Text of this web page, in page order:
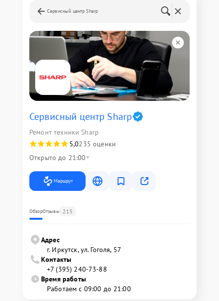
Сервисный центр Sharp
Сервисный центр Sharp
Ремонт техники Sharp
5,0235 оценки
Открыто до 21:00
Маршрут
ОбзорОтзывы 215
Адрес
г. Иркутск, ул. ​Гоголя, 57
Контакты
+7 (395) 240-73-88
Время работы
Работаем с 09:00 до 21:00